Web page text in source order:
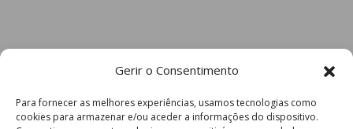
Gerir o Consentimento
Para fornecer as melhores experiências, usamos tecnologias como
cookies para armazenar e/ou aceder a informações do dispositivo.